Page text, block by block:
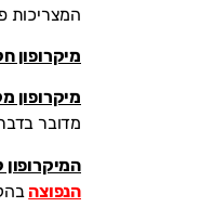
המצריכות
מיקרופון
מיקרופון
מדובר
הנפוצה